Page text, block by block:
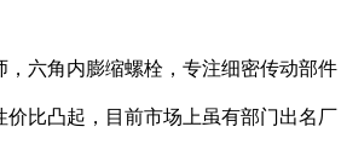
六角内膨缩螺栓，专注细密传动部件
价比凸起，目前市场上虽有部门出名厂